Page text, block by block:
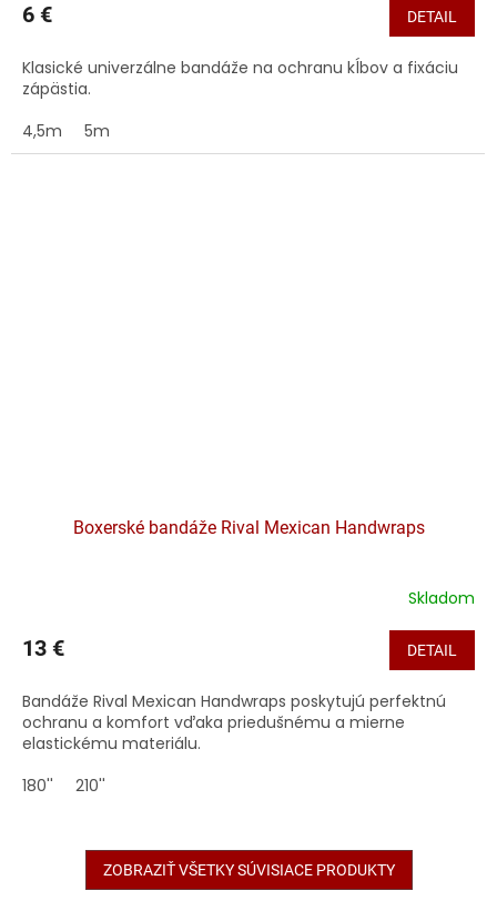
6 € DETAIL
Klasické univerzálne bandáže na ochranu kĺbov a fixáciu
zápästia.
4,5m
5m
Boxerské bandáže Rival Mexican Handwraps
Skladom
13 € DETAIL
Bandáže Rival Mexican Handwraps poskytujú perfektnú
ochranu a komfort vďaka priedušnému a mierne
elastickému materiálu.
180''
210''
ZOBRAZIŤ VŠETKY SÚVISIACE PRODUKTY